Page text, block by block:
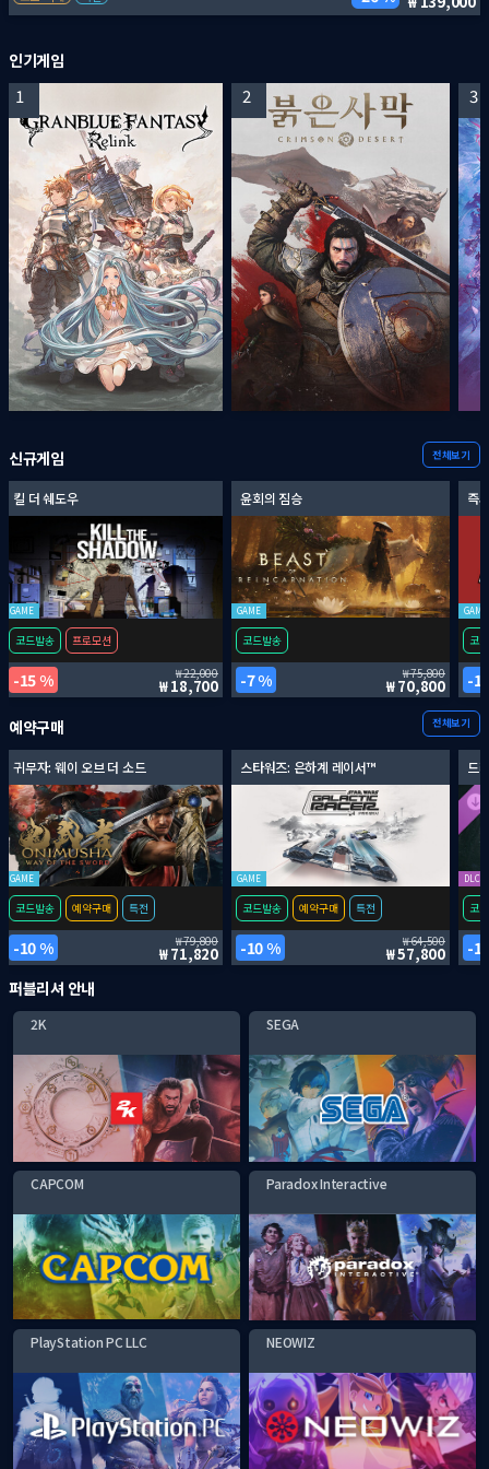
인기게임
1 2 3
신규게임 전체보기
킬 더 쉐도우
GAME
코드발송 프로모션
15 % 22,000
18,700
윤회의 짐승
GAME
코드발송
7 % 75,800
70,800
즉
GAME
코
예약구매 전체보기
귀무자: 웨이 오브 더 소드
GAME
코드발송 예약구매 특전
10 % 79,800
71,820
스타워즈: 은하계 레이서™
GAME
코드발송 예약구매 특전
10 % 64,500
57,800
드
DLC
코
퍼블리셔 안내
2K SEGA
CAPCOM Paradox Interactive
PlayStation PC LLC NEOWIZ